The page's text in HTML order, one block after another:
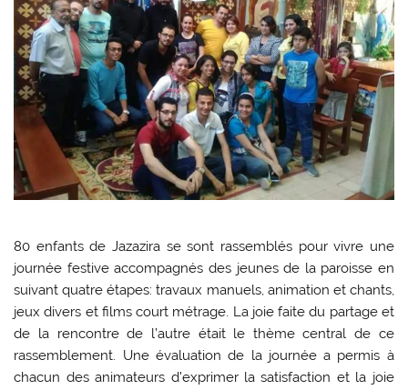
80 enfants de Jazazira se sont rassemblés pour vivre une
journée festive accompagnés des jeunes de la paroisse en
suivant quatre étapes: travaux manuels, animation et chants,
jeux divers et films court métrage. La joie faite du partage et
de la rencontre de l’autre était le thème central de ce
rassemblement. Une évaluation de la journée a permis à
chacun des animateurs d’exprimer la satisfaction et la joie